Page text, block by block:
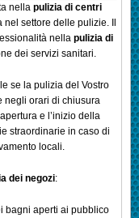
nella pulizia di centri
settore delle pulizie. Il
nella pulizia di
dei servizi sanitari.
se la pulizia del Vostro
negli orari di chiusura
e l’inizio della
straordinarie in caso di
locali.
dei negozi:
bagni aperti ai pubblico